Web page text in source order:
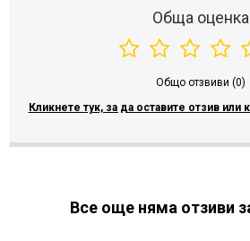
Обща оценка
Общо отзвиви (0)
Кликнете тук, за да оставите отзив
Все още няма отзиви